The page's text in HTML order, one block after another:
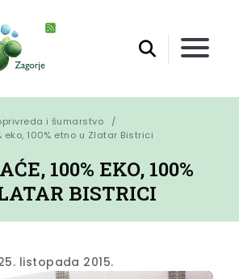
i šumarstvo
eko, 100% etno u Zlatar Bistrici
100% EKO, 100%
BISTRICI
listopada 2015.